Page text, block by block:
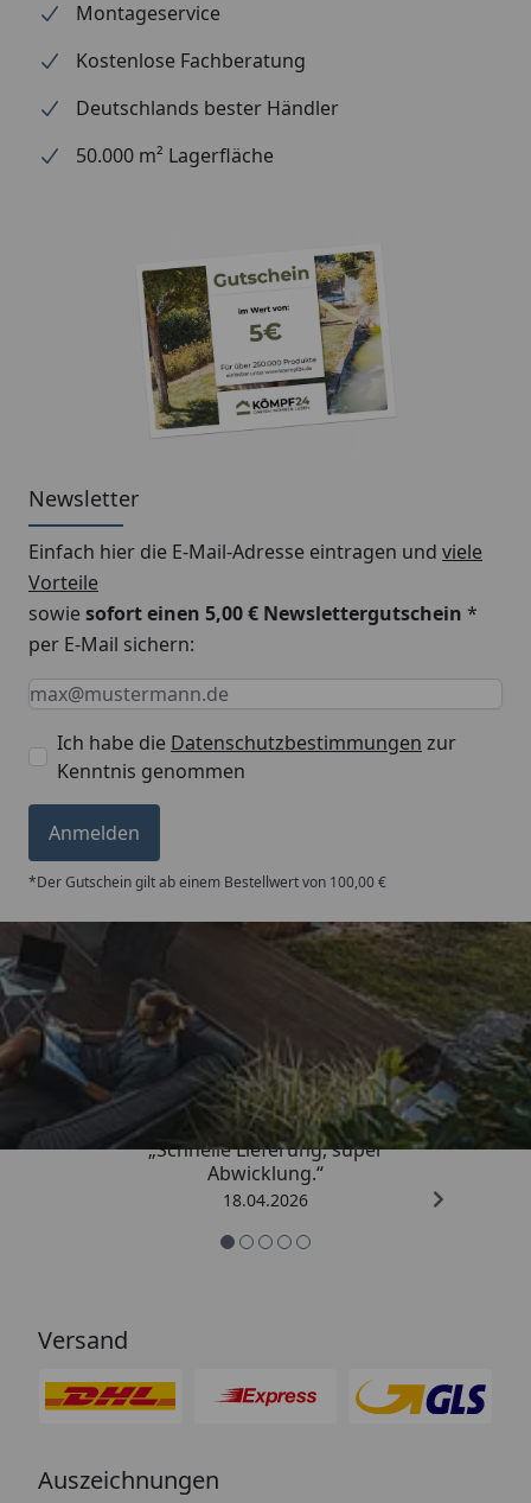
Montageservice
Kostenlose Fachberatung
Deutschlands bester Händler
50.000 m² Lagerfläche
Newsletter
Einfach hier die E-Mail-Adresse eintragen und viele
Vorteile
sowiesofort einen 5,00 € Newslettergutschein *
per E-Mail sichern:
Keine Eingabe erforderlich
Eingabe erforderlich
E-Mail *
Ich habe die Datenschutzbestimmungen zur
Kenntnis genommen
Anmelden
*Der Gutschein gilt ab einem Bestellwert von 100,00 €
Trusted Shops
5,00/ 5
„Schnelle Lieferung, super
Abwicklung.“
18.04.2026
Versand
Auszeichnungen